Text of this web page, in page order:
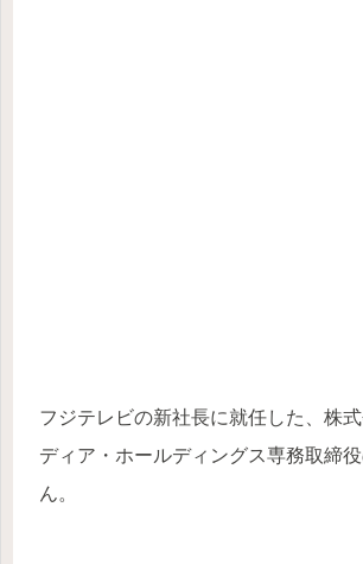
フジテレビの新社長に就任した、株
ディア・ホールディングス専務取締
ん。